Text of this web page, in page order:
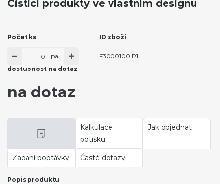
Čisticí produkty ve vlastním designu
Počet ks ID zboží
dostupnost na dotaz
pa F3000100IP1
na dotaz
Kalkulace
potisku
Jak objednat
Zadaní poptávky Časté dotazy
Popis produktu